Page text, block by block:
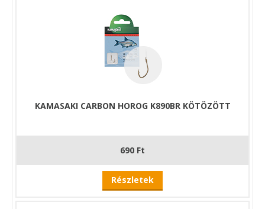
KAMASAKI CARBON HOROG K890BR KÖTÖZÖTT
690 Ft
Részletek